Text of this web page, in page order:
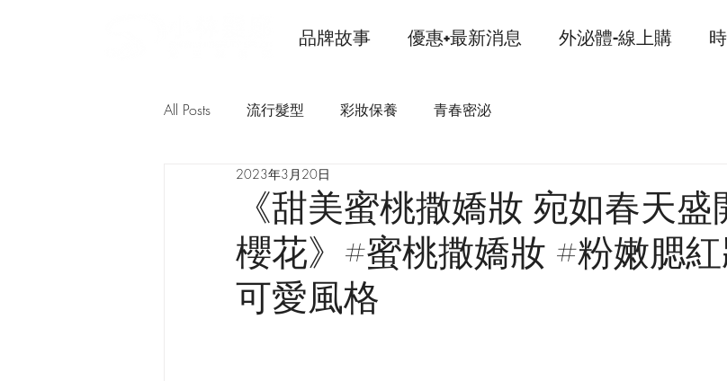
品牌故事 優惠+最新消息 外泌體-線上購
All Posts 流行髮型 彩妝保養 青春密泌
《甜美蜜桃撒嬌妝 宛如春天
櫻花》#蜜桃撒嬌妝 #粉嫩腮
可愛風格
2023年3月20日